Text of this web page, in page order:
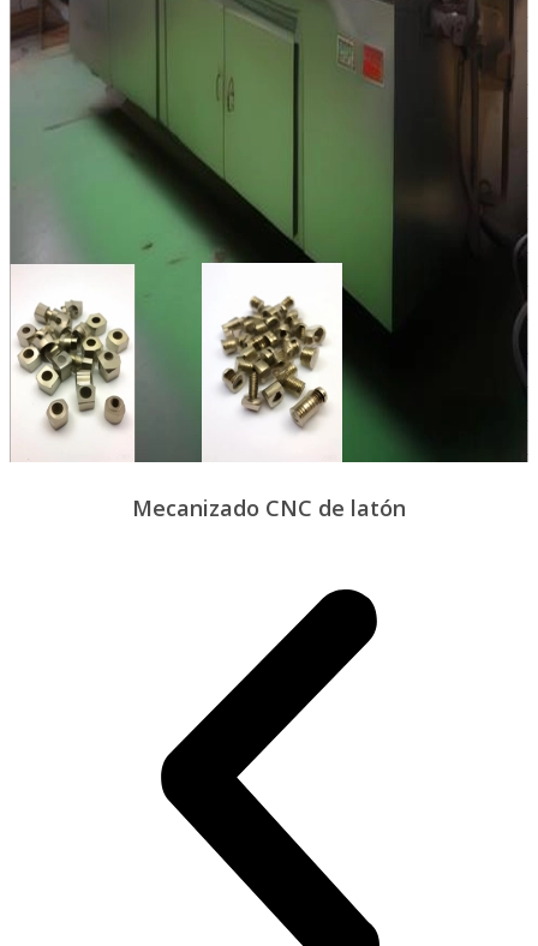
Mecanizado CNC de latón